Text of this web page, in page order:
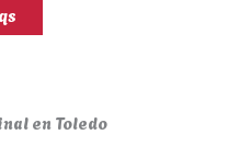
en Toledo